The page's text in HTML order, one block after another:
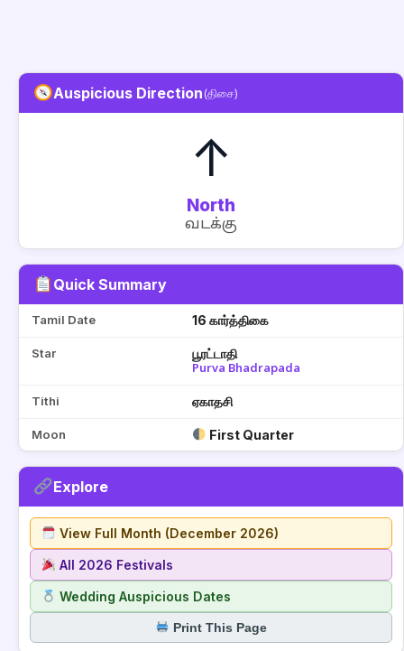
Auspicious Direction(திசை)
↑
North
வடக்கு
Quick Summary
Tamil Date 16 கார்த்திகை
Star பூரட்டாதி
Purva Bhadrapada
Tithi ஏகாதசி
Moon First Quarter
Explore
View Full Month (December 2026)
All 2026 Festivals
Wedding Auspicious Dates
Print This Page